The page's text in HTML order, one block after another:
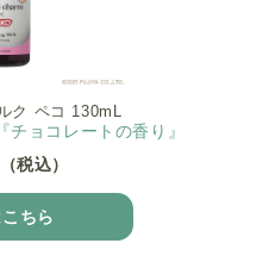
ク ペコ 130mL
ョコレートの香り』
税込）
ちら